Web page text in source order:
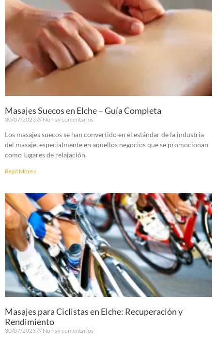
Masajes Suecos en Elche – Guía Completa
30/07/2023 No hay comentarios
Los masajes suecos se han convertido en el estándar de la industria
del masaje, especialmente en aquellos negocios que se promocionan
como lugares de relajación,
Read More »
Masajes para Ciclistas en Elche: Recuperación y
Rendimiento
30/07/2023 No hay comentarios